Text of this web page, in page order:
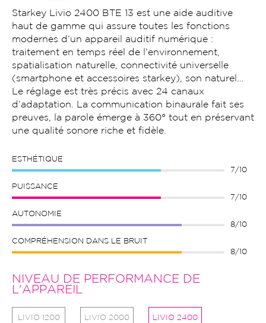
Starkey Livio 2400 BTE 13 est une aide auditive
haut de gamme qui assure toutes les fonctions
modernes d’un appareil auditif numérique :
traitement en temps réel de l’environnement,
spatialisation naturelle, connectivité universelle
(smartphone et accessoires starkey), son naturel…
Le réglage est très précis avec 24 canaux
d’adaptation. La communication binaurale fait ses
preuves, la parole émerge à 360° tout en préservant
une qualité sonore riche et fidèle.
ESTHÉTIQUE
7/10
PUISSANCE
7/10
AUTONOMIE
8/10
COMPRÉHENSION DANS LE BRUIT
8/10
NIVEAU DE PERFORMANCE DE
L'APPAREIL
LIVIO 1200
LIVIO 2000
LIVIO 2400